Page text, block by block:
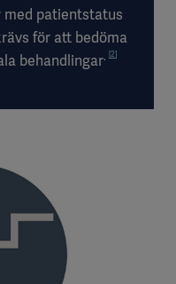
med patientstatus
för att bedöma
behandlingar. [2]